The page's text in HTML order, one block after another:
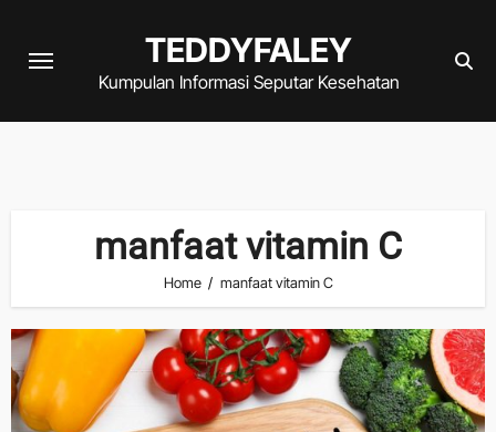
TEDDYFALEY
Kumpulan Informasi Seputar Kesehatan
manfaat vitamin C
Home manfaat vitamin C